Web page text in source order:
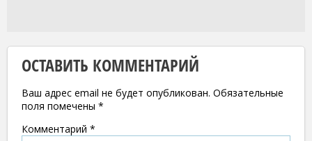
ОСТАВИТЬ КОММЕНТАРИЙ
Ваш адрес email не будет опубликован. Обязательные
поля помечены *
Комментарий *